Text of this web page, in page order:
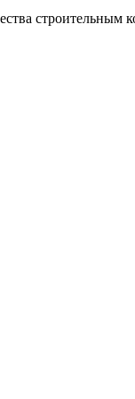
строительным